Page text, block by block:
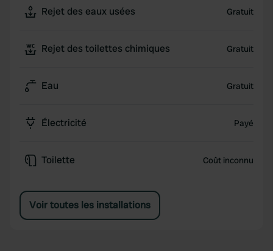
Rejet des eaux usées Gratuit
Rejet des toilettes chimiques Gratuit
Eau Gratuit
Électricité Payé
Toilette Coût inconnu
Voir toutes les installations